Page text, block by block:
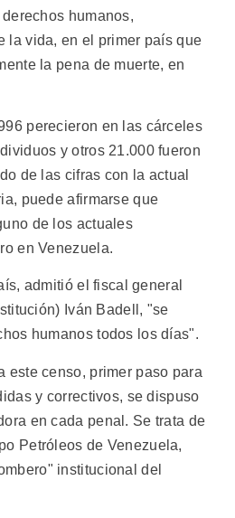
humanos,
la vida, en el primer país que
la pena de muerte, en
perecieron en las cárceles
y otros 21.000 fueron
de las cifras con la actual
puede afirmarse que
de los actuales
en Venezuela.
admitió el fiscal general
Iván Badell, "se
humanos todos los días".
este censo, primer paso para
y correctivos, se dispuso
en cada penal. Se trata de
Petróleos de Venezuela,
institucional del